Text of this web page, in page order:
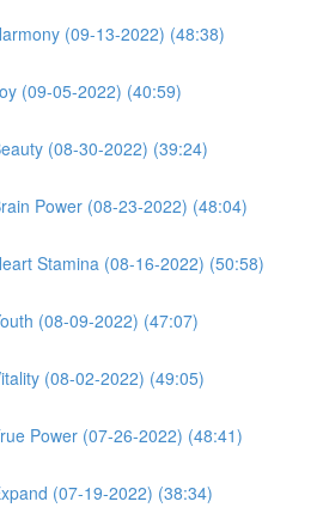
(09-13-2022) (48:38)
(09-05-2022) (40:59)
(08-30-2022) (39:24)
Power (08-23-2022) (48:04)
Stamina (08-16-2022) (50:58)
(08-09-2022) (47:07)
(08-02-2022) (49:05)
Power (07-26-2022) (48:41)
(07-19-2022) (38:34)